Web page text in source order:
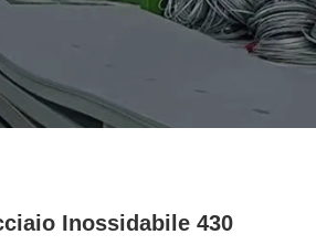
Inossidabile 430